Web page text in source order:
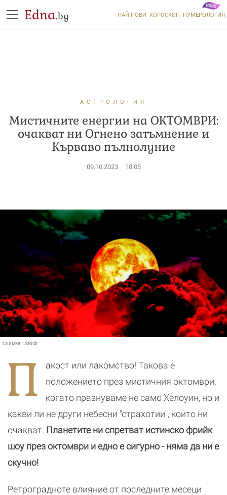
Edna.bg НАЙ-НОВИ ХОРОСКОП НУМЕРОЛОГИЯ
АСТРОЛОГИЯ
Мистичните енергии на ОКТОМВРИ:
очакват ни Огнено затъмнение и
Кърваво пълнолуние
09.10.2023 18:05
Снимка: iStock
П
акост или лакомство! Такова е
положението през мистичния октомври,
когато празнуваме не само Хелоуин, но и
какви ли не други небесни "страхотии", които ни
очакват. Планетите ни спретват истинско фрийк
шоу през октомври и едно е сигурно - няма да ни е
скучно!
Ретроградноте влияние от последните месеци